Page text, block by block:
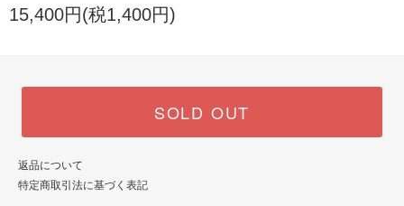
15,400円(税1,400円)
SOLD OUT
返品について
特定商取引法に基づく表記